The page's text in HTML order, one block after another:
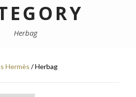
Herbag
Hermès / Herbag